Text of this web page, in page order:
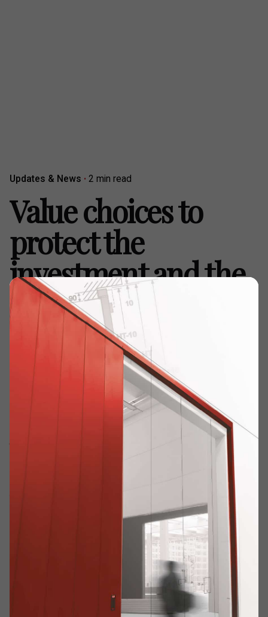
Updates & News 2 min read
Value choices to
protect the
investment and the
future of the
business
Updates & News
Value choices to protect the investment and the future of
Value choices to protect the
investment and the future of
the business
ANTINCENDIO, prevention fires and civil
protection EPC Editor magazine.